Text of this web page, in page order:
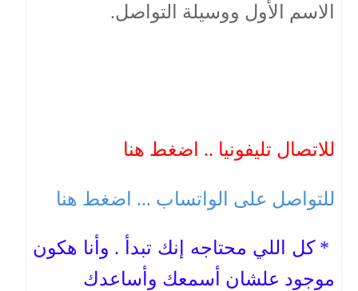
الاسم الأول ووسيلة التواصل.
للاتصال تليفونيا .. اضغط هنا
للتواصل على الواتساب ... اضغط هنا
* كل اللي محتاجه إنك تبدأ . وأنا هكون
موجود علشان أسمعك وأساعدك